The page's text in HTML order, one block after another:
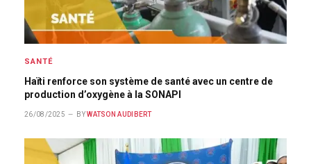
SANTÉ
Haïti renforce son système de santé avec un centre de
production d’oxygène à la SONAPI
26/08/2025 BY WATSON AUDIBERT